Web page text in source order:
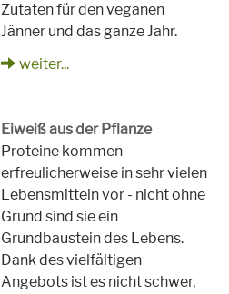
Zutaten für den veganen
Jänner und das ganze Jahr.
weiter...
Eiweiß aus der Pflanze
Proteine kommen
erfreulicherweise in sehr vielen
Lebensmitteln vor - nicht ohne
Grund sind sie ein
Grundbaustein des Lebens.
Dank des vielfältigen
Angebots ist es nicht schwer,